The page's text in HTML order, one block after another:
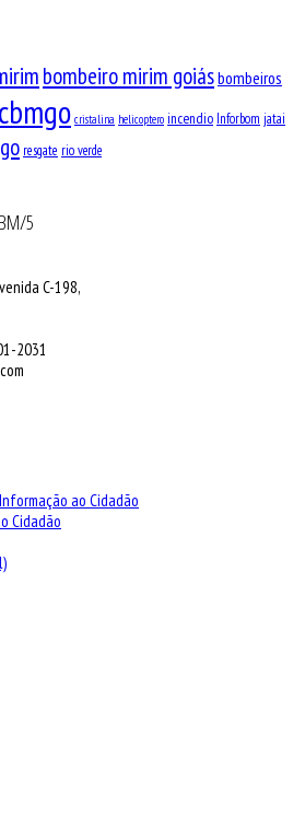
bombeiro mirim goiásbombeiros
cbmgo cristalina helicoptero incendio Inforbom jatai
resgate rio verde
5
C-198,
2031
ao Cidadão
Cidadão